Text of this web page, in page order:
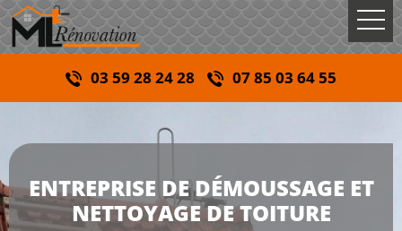
03 59 28 24 28 07 85 03 64 55
ENTREPRISE DE DÉMOUSSAGE ET
NETTOYAGE DE TOITURE